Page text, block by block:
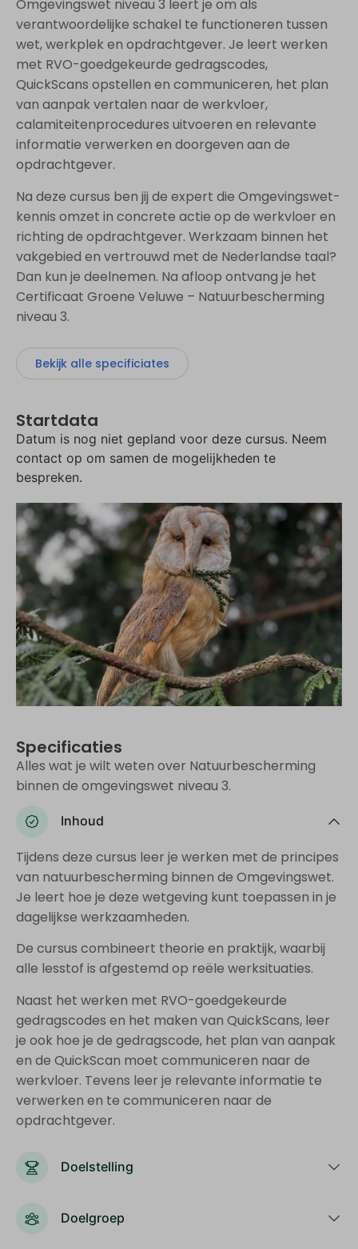
Omgevingswet niveau 3 leert je om als
verantwoordelijke schakel te functioneren tussen
wet, werkplek en opdrachtgever. Je leert werken
met RVO-goedgekeurde gedragscodes,
QuickScans opstellen en communiceren, het plan
van aanpak vertalen naar de werkvloer,
calamiteitenprocedures uitvoeren en relevante
informatie verwerken en doorgeven aan de
opdrachtgever.
Na deze cursus ben jij de expert die Omgevingswet-
kennis omzet in concrete actie op de werkvloer en
richting de opdrachtgever. Werkzaam binnen het
vakgebied en vertrouwd met de Nederlandse taal?
Dan kun je deelnemen. Na afloop ontvang je het
Certificaat Groene Veluwe – Natuurbescherming
niveau 3.
Bekijk alle specificiates
Startdata
Datum is nog niet gepland voor deze cursus. Neem
contact op om samen de mogelijkheden te
bespreken.
Specificaties
Alles wat je wilt weten over Natuurbescherming
binnen de omgevingswet niveau 3.
Inhoud
Tijdens deze cursus leer je werken met de principes
van natuurbescherming binnen de Omgevingswet.
Je leert hoe je deze wetgeving kunt toepassen in je
dagelijkse werkzaamheden.
De cursus combineert theorie en praktijk, waarbij
alle lesstof is afgestemd op reële werksituaties.
Naast het werken met RVO-goedgekeurde
gedragscodes en het maken van QuickScans, leer
je ook hoe je de gedragscode, het plan van aanpak
en de QuickScan moet communiceren naar de
werkvloer. Tevens leer je relevante informatie te
verwerken en te communiceren naar de
opdrachtgever.
Doelstelling
Doelgroep